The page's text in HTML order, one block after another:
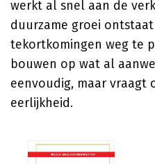
werkt al snel aan de
duurzame groei
tekortkomingen weg te
bouwen op wat al
eenvoudig, maar vraagt
eerlijkheid.